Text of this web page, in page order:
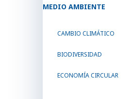
MEDIO AMBIENTE
CAMBIO CLIMÁTICO
BIODIVERSIDAD
ECONOMÍA CIRCULAR